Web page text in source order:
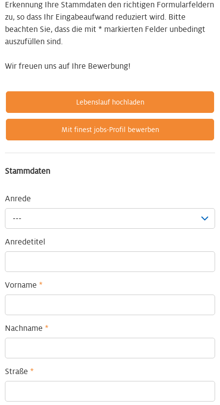
Erkennung Ihre Stammdaten den richtigen Formularfeldern
zu, so dass Ihr Eingabeaufwand reduziert wird. Bitte
beachten Sie, dass die mit * markierten Felder unbedingt
auszufüllen sind.
Wir freuen uns auf Ihre Bewerbung!
Lebenslauf hochladen
Mit finest jobs-Profil bewerben
Stammdaten
Anrede
---
Anredetitel
Vorname *
Nachname *
Straße *